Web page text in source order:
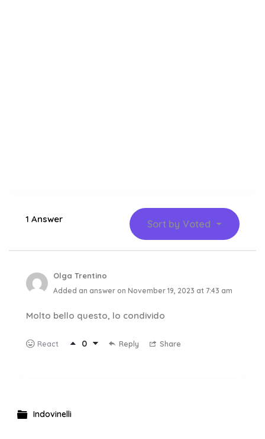
1 Answer Sort by Voted
Olga Trentino
Added an answer on November 19, 2023 at 7:43 am
Molto bello questo, lo condivido
React 0 Reply Share
Indovinelli